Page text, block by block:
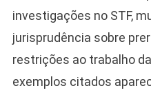
investigações no STF,
jurisprudência sobre
restrições ao trabalho
exemplos citados